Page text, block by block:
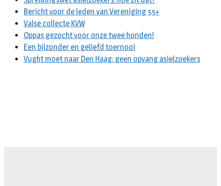
Bericht voor de leden van Vereniging 55+
Valse collecte KVW
Oppas gezocht voor onze twee honden!
Een bijzonder en geliefd toernooi
Vught moet naar Den Haag: geen opvang asielzoekers